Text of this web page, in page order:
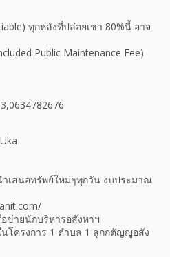
ทุกหลังที่ปล่อยเช่า 80%นี้ อาจ
Public Maintenance Fee)
ำเสนอทรัพย์ใหม่ๆทุกวัน งบประมาณ
ข่ายนักบริหารอสังหาฯ
โครงการ 1 ตำบล 1 ลูกกตัญญูอสัง